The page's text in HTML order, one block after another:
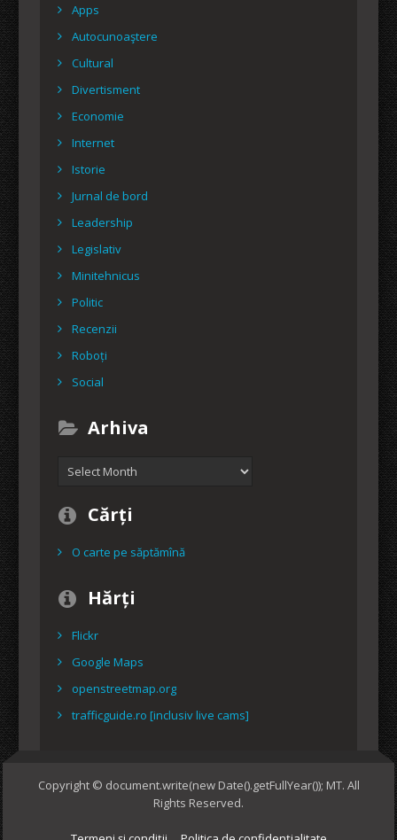
Apps
Autocunoaştere
Cultural
Divertisment
Economie
Internet
Istorie
Jurnal de bord
Leadership
Legislativ
Minitehnicus
Politic
Recenzii
Roboți
Social
Arhiva
Arhiva
Cărți
O carte pe săptămînă
Hărți
Flickr
Google Maps
openstreetmap.org
trafficguide.ro [inclusiv live cams]
Copyright © document.write(new Date().getFullYear()); MT. All
Rights Reserved.